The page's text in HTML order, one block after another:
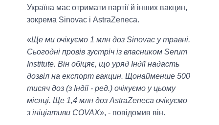
Україна має отримати партії й інших вакцин,
зокрема Sinovac і AstraZeneca.
«Ще ми очікуємо 1 млн доз Sinovac у травні.
Сьогодні провів зустріч із власником Serum
Institute. Він обіцяє, що уряд Індії надасть
дозвіл на експорт вакцин. Щонайменше 500
тисяч доз (з Індії - ред.) очікуємо у цьому
місяці. Ще 1,4 млн доз AstraZeneca очікуємо
з ініціативи COVAX», - повідомив він.